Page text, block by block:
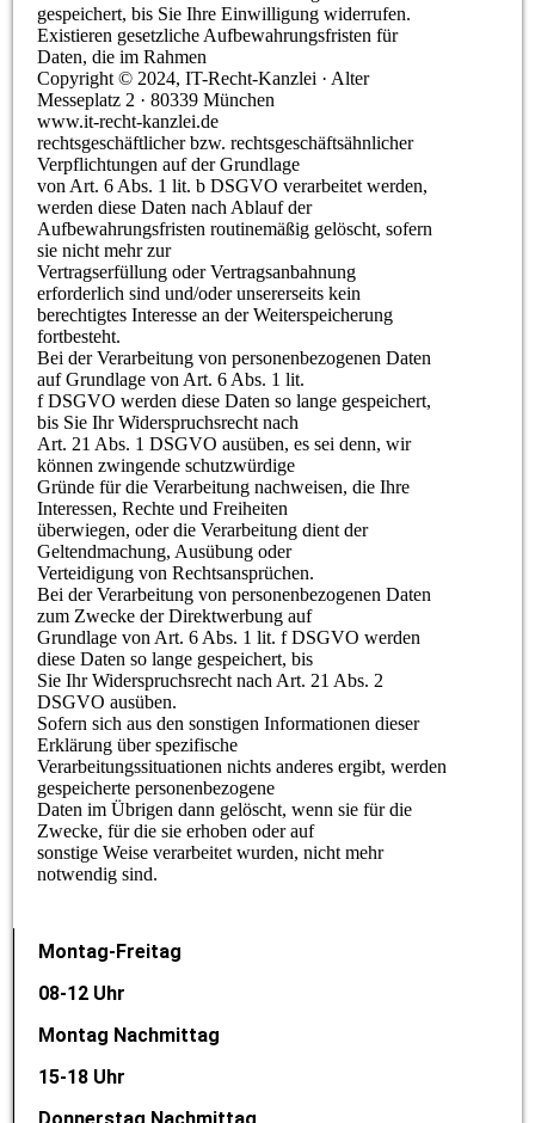
gespeichert, bis Sie Ihre Einwilligung widerrufen.
Existieren gesetzliche Aufbewahrungsfristen für
Daten, die im Rahmen
Copyright © 2024, IT-Recht-Kanzlei · Alter
Messeplatz 2 · 80339 München
www.it-recht-kanzlei.de
rechtsgeschäftlicher bzw. rechtsgeschäftsähnlicher
Verpflichtungen auf der Grundlage
von Art. 6 Abs. 1 lit. b DSGVO verarbeitet werden,
werden diese Daten nach Ablauf der
Aufbewahrungsfristen routinemäßig gelöscht, sofern
sie nicht mehr zur
Vertragserfüllung oder Vertragsanbahnung
erforderlich sind und/oder unsererseits kein
berechtigtes Interesse an der Weiterspeicherung
fortbesteht.
Bei der Verarbeitung von personenbezogenen Daten
auf Grundlage von Art. 6 Abs. 1 lit.
f DSGVO werden diese Daten so lange gespeichert,
bis Sie Ihr Widerspruchsrecht nach
Art. 21 Abs. 1 DSGVO ausüben, es sei denn, wir
können zwingende schutzwürdige
Gründe für die Verarbeitung nachweisen, die Ihre
Interessen, Rechte und Freiheiten
überwiegen, oder die Verarbeitung dient der
Geltendmachung, Ausübung oder
Verteidigung von Rechtsansprüchen.
Bei der Verarbeitung von personenbezogenen Daten
zum Zwecke der Direktwerbung auf
Grundlage von Art. 6 Abs. 1 lit. f DSGVO werden
diese Daten so lange gespeichert, bis
Sie Ihr Widerspruchsrecht nach Art. 21 Abs. 2
DSGVO ausüben.
Sofern sich aus den sonstigen Informationen dieser
Erklärung über spezifische
Verarbeitungssituationen nichts anderes ergibt, werden
gespeicherte personenbezogene
Daten im Übrigen dann gelöscht, wenn sie für die
Zwecke, für die sie erhoben oder auf
sonstige Weise verarbeitet wurden, nicht mehr
notwendig sind.
Montag-Freitag
08-12 Uhr
Montag Nachmittag
15-18 Uhr